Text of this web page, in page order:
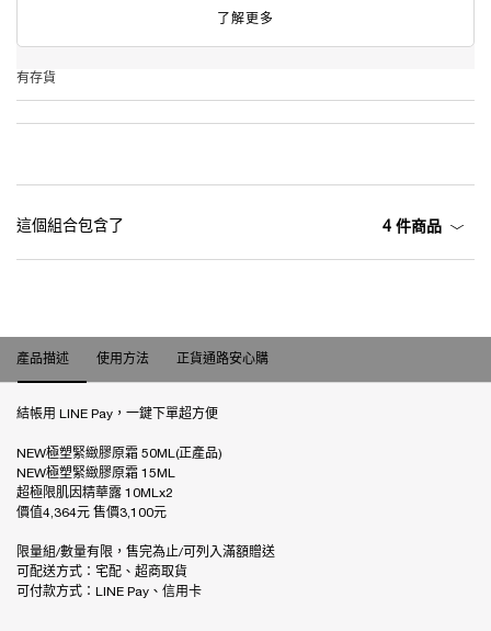
了解更多
有存貨
這個組合包含了 4 件商品
產品描述
使用方法 正貨通路安心購
結帳用 LINE Pay，一鍵下單超方便
NEW極塑緊緻膠原霜 50ML(正產品)
NEW極塑緊緻膠原霜 15ML
超極限肌因精華露 10MLx2
價值4,364元 售價3,100元
限量組/數量有限，售完為止/可列入滿額贈送
可配送方式：宅配、超商取貨
可付款方式：LINE Pay、信用卡